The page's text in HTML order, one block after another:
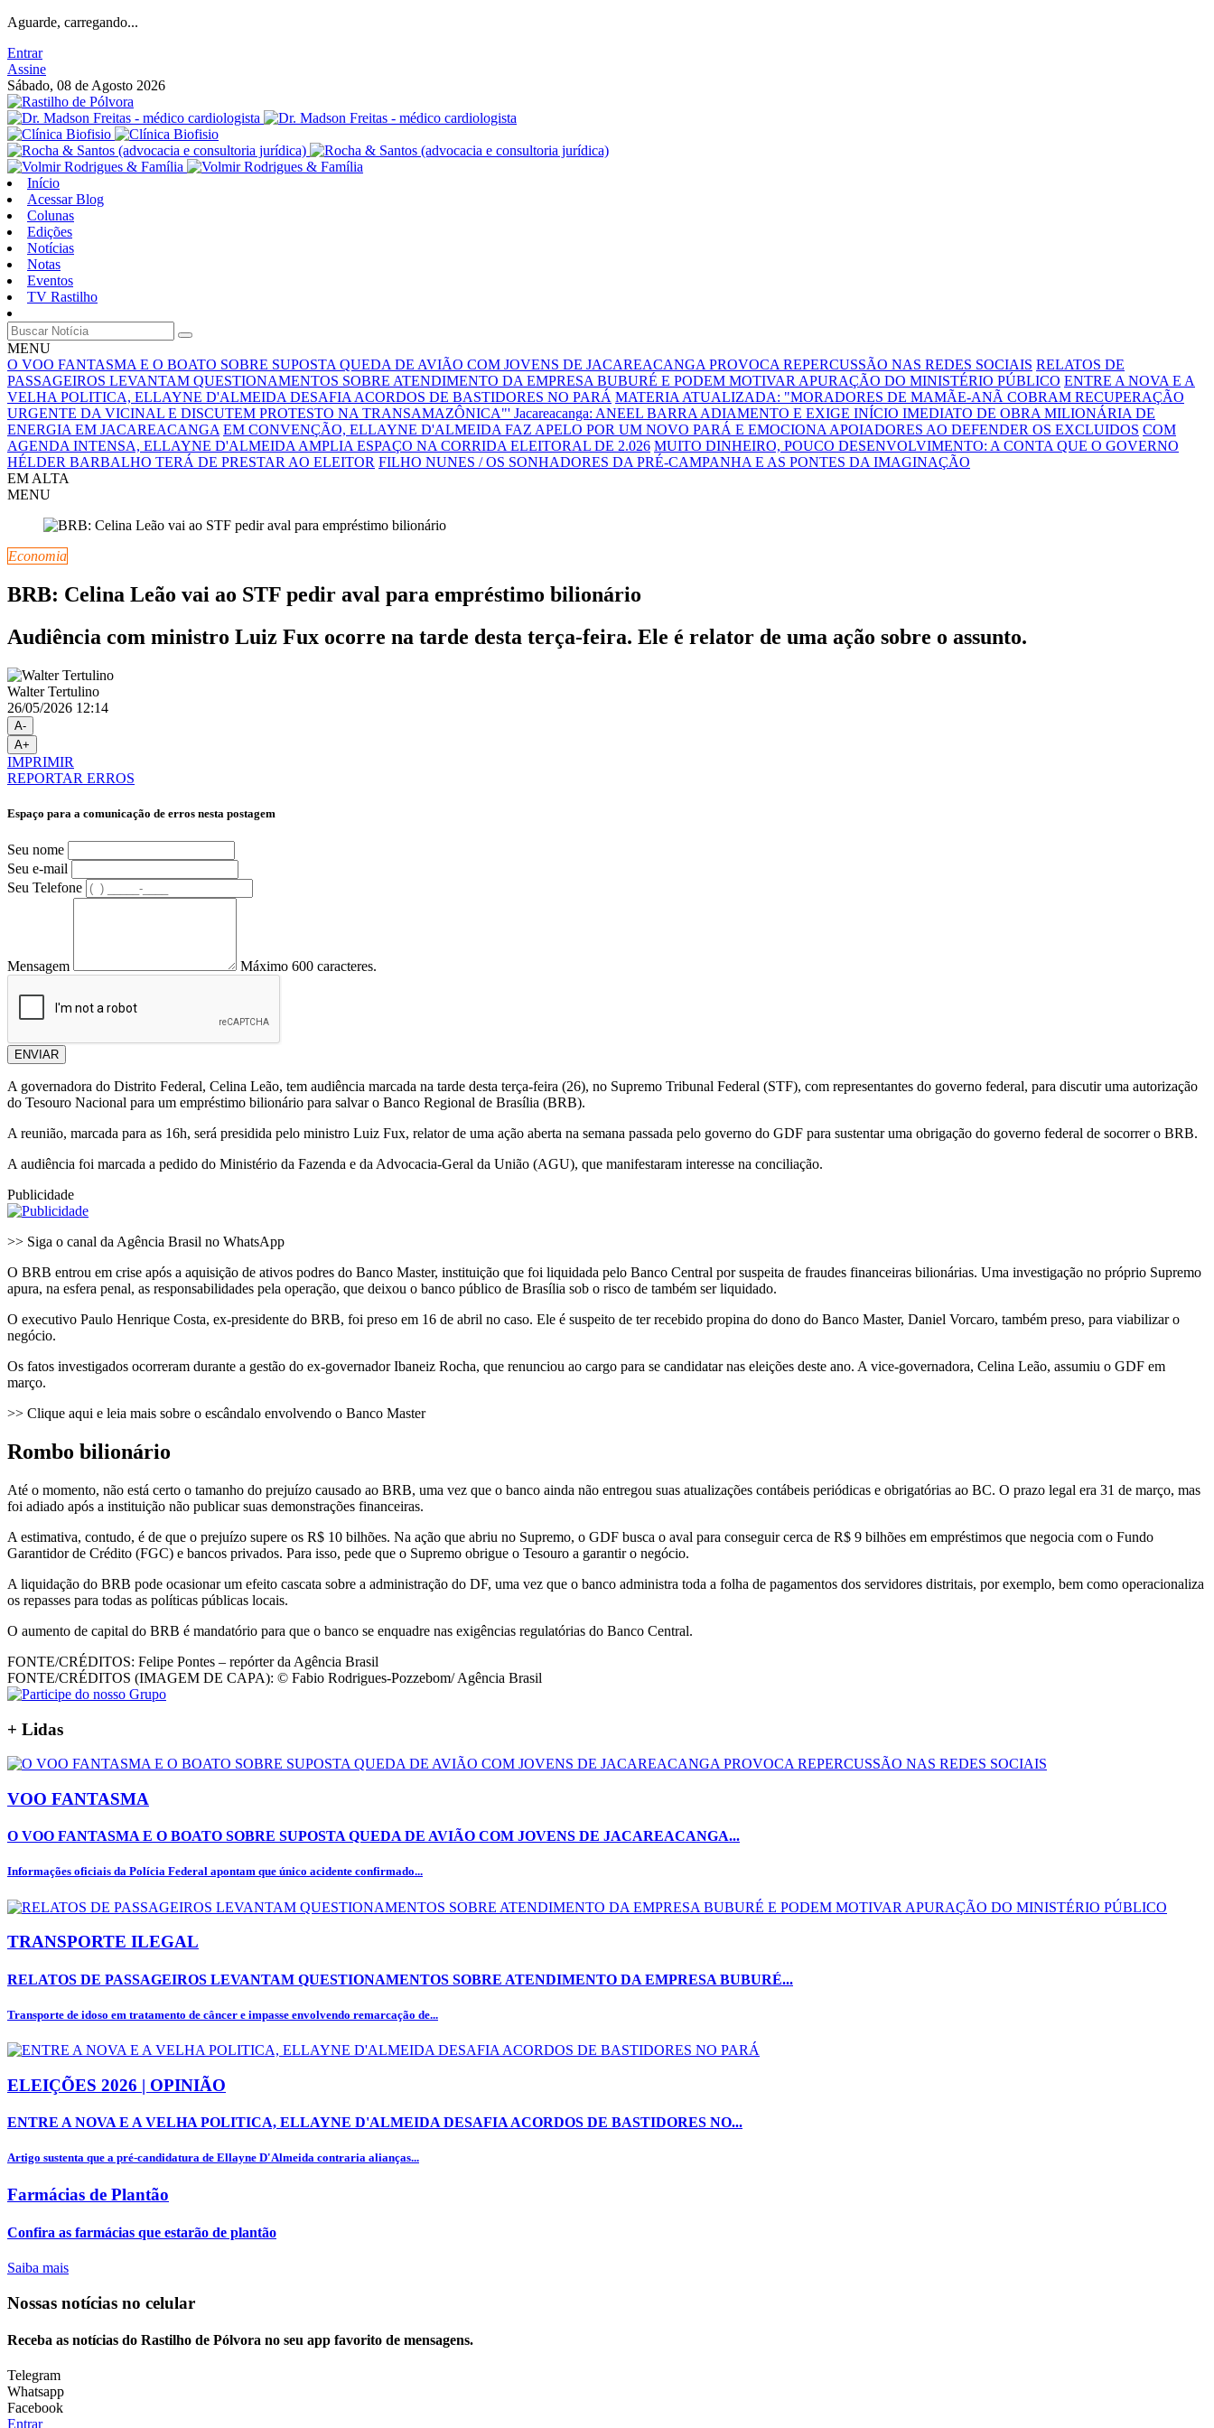
Aguarde, carregando...
Entrar
Assine
Sábado, 08 de Agosto 2026
Início
Acessar Blog
Colunas
Edições
Notícias
Notas
Eventos
TV Rastilho
MENU
O VOO FANTASMA E O BOATO SOBRE SUPOSTA QUEDA DE AVIÃO COM JOVENS DE JACAREACANGA PROVOCA REPERCUSSÃO NAS REDES SOCIAIS RELATOS DE
PASSAGEIROS LEVANTAM QUESTIONAMENTOS SOBRE ATENDIMENTO DA EMPRESA BUBURÉ E PODEM MOTIVAR APURAÇÃO DO MINISTÉRIO PÚBLICO ENTRE A NOVA E A
VELHA POLITICA, ELLAYNE D'ALMEIDA DESAFIA ACORDOS DE BASTIDORES NO PARÁ MATERIA ATUALIZADA: "MORADORES DE MAMÃE-ANÃ COBRAM RECUPERAÇÃO
URGENTE DA VICINAL E DISCUTEM PROTESTO NA TRANSAMAZÔNICA"' Jacareacanga: ANEEL BARRA ADIAMENTO E EXIGE INÍCIO IMEDIATO DE OBRA MILIONÁRIA DE
ENERGIA EM JACAREACANGA EM CONVENÇÃO, ELLAYNE D'ALMEIDA FAZ APELO POR UM NOVO PARÁ E EMOCIONA APOIADORES AO DEFENDER OS EXCLUIDOS COM
AGENDA INTENSA, ELLAYNE D'ALMEIDA AMPLIA ESPAÇO NA CORRIDA ELEITORAL DE 2.026 MUITO DINHEIRO, POUCO DESENVOLVIMENTO: A CONTA QUE O GOVERNO
HÉLDER BARBALHO TERÁ DE PRESTAR AO ELEITOR FILHO NUNES / OS SONHADORES DA PRÉ-CAMPANHA E AS PONTES DA IMAGINAÇÃO
EM ALTA
MENU
Economia
BRB: Celina Leão vai ao STF pedir aval para empréstimo bilionário
Audiência com ministro Luiz Fux ocorre na tarde desta terça-feira. Ele é relator de uma ação sobre o assunto.
Walter Tertulino
26/05/2026 12:14
A-
A+
IMPRIMIR
REPORTAR ERROS
Espaço para a comunicação de erros nesta postagem
Seu nome
Seu e-mail
Seu Telefone
Mensagem Máximo 600 caracteres.
ENVIAR
A governadora do Distrito Federal, Celina Leão, tem audiência marcada na tarde desta terça-feira (26), no Supremo Tribunal Federal (STF), com representantes do governo federal, para discutir uma autorização
do Tesouro Nacional para um empréstimo bilionário para salvar o Banco Regional de Brasília (BRB).
A reunião, marcada para as 16h, será presidida pelo ministro Luiz Fux, relator de uma ação aberta na semana passada pelo governo do GDF para sustentar uma obrigação do governo federal de socorrer o BRB.
A audiência foi marcada a pedido do Ministério da Fazenda e da Advocacia-Geral da União (AGU), que manifestaram interesse na conciliação.
Publicidade
>> Siga o canal da Agência Brasil no WhatsApp
O BRB entrou em crise após a aquisição de ativos podres do Banco Master, instituição que foi liquidada pelo Banco Central por suspeita de fraudes financeiras bilionárias. Uma investigação no próprio Supremo
apura, na esfera penal, as responsabilidades pela operação, que deixou o banco público de Brasília sob o risco de também ser liquidado.
O executivo Paulo Henrique Costa, ex-presidente do BRB, foi preso em 16 de abril no caso. Ele é suspeito de ter recebido propina do dono do Banco Master, Daniel Vorcaro, também preso, para viabilizar o
negócio.
Os fatos investigados ocorreram durante a gestão do ex-governador Ibaneiz Rocha, que renunciou ao cargo para se candidatar nas eleições deste ano. A vice-governadora, Celina Leão, assumiu o GDF em
março.
>> Clique aqui e leia mais sobre o escândalo envolvendo o Banco Master
Rombo bilionário
Até o momento, não está certo o tamanho do prejuízo causado ao BRB, uma vez que o banco ainda não entregou suas atualizações contábeis periódicas e obrigatórias ao BC. O prazo legal era 31 de março, mas
foi adiado após a instituição não publicar suas demonstrações financeiras.
A estimativa, contudo, é de que o prejuízo supere os R$ 10 bilhões. Na ação que abriu no Supremo, o GDF busca o aval para conseguir cerca de R$ 9 bilhões em empréstimos que negocia com o Fundo
Garantidor de Crédito (FGC) e bancos privados. Para isso, pede que o Supremo obrigue o Tesouro a garantir o negócio.
A liquidação do BRB pode ocasionar um efeito cascata sobre a administração do DF, uma vez que o banco administra toda a folha de pagamentos dos servidores distritais, por exemplo, bem como operacionaliza
os repasses para todas as políticas públicas locais.
O aumento de capital do BRB é mandatório para que o banco se enquadre nas exigências regulatórias do Banco Central.
FONTE/CRÉDITOS: Felipe Pontes – repórter da Agência Brasil
FONTE/CRÉDITOS (IMAGEM DE CAPA): © Fabio Rodrigues-Pozzebom/ Agência Brasil
+ Lidas
VOO FANTASMA
O VOO FANTASMA E O BOATO SOBRE SUPOSTA QUEDA DE AVIÃO COM JOVENS DE JACAREACANGA...
Informações oficiais da Polícia Federal apontam que único acidente confirmado...
TRANSPORTE ILEGAL
RELATOS DE PASSAGEIROS LEVANTAM QUESTIONAMENTOS SOBRE ATENDIMENTO DA EMPRESA BUBURÉ...
Transporte de idoso em tratamento de câncer e impasse envolvendo remarcação de...
ELEIÇÕES 2026 | OPINIÃO
ENTRE A NOVA E A VELHA POLITICA, ELLAYNE D'ALMEIDA DESAFIA ACORDOS DE BASTIDORES NO...
Artigo sustenta que a pré-candidatura de Ellayne D'Almeida contraria alianças...
Farmácias de Plantão
Confira as farmácias que estarão de plantão
Saiba mais
Nossas notícias no celular
Receba as notícias do Rastilho de Pólvora no seu app favorito de mensagens.
Telegram
Whatsapp
Facebook
Entrar